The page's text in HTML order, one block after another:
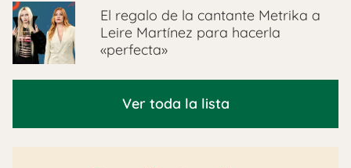
El regalo de la cantante Metrika a
Leire Martínez para hacerla
«perfecta»
Ver toda la lista